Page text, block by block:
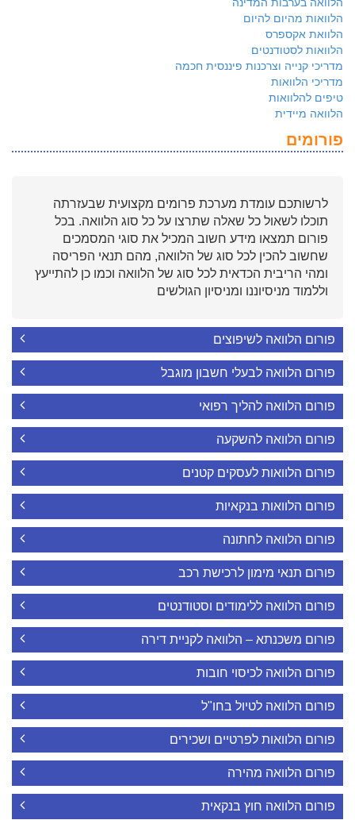
הלוואות מהיום להיום
הלוואת אקספרס
הלוואות לסטודנטים
מדריכי קנייה וצרכנות פיננסית חכמה
מדריכי הלוואות
טיפים להלוואות
הלוואה מיידית
פורומים
לרשותכם עומדת מערכת פרומים מקצועית שבעזרתה
תוכלו לשאול כל שאלה שתרצו על כל סוג הלוואה. בכל
פורום תמצאו מידע חשוב המכיל את סוגי המסמכים
שחשוב להכין לכל סוג של הלוואה, מהם תנאי הפריסה
ומהי הריבית הכדאית לכל סוג של הלוואה וכמו כן להתייעץ
וללמוד מניסיוננו ומניסיון הגולשים
פורום הלוואה לשיפוצים
פורום הלוואה לבעלי חשבון מוגבל
פורום הלוואה להליך רפואי
פורום הלוואה להשקעה
פורום הלוואות לעסקים קטנים
פורום הלוואות בנקאיות
פורום הלוואה לחתונה
פורום תנאי מימון לרכישת רכב
פורום הלוואה ללימודים וסטודנטים
פורום משכנתא – הלוואה לקניית דירה
פורום הלוואה לכיסוי חובות
פורום הלוואה לטיול בחו"ל
פורום הלוואות לפרטיים ושכירים
פורום הלוואה מהירה
פורום הלוואה חוץ בנקאית